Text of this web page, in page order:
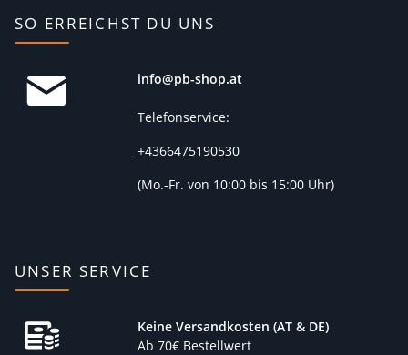
SO ERREICHST DU UNS
info@pb-shop.at
Telefonservice:
+4366475190530
(Mo.-Fr. von 10:00 bis 15:00 Uhr)
UNSER SERVICE
Keine Versandkosten (AT & DE)
Ab 70€ Bestellwert